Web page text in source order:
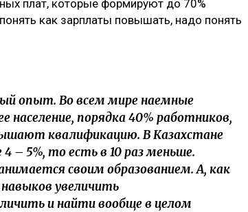
плат, которые формируют до 70%
как зарплаты повышать, надо понять
опыт. Во всем мире наемные
порядка 40% работников,
квалификацию. В Казахстане
– 5%, то есть в 10 раз меньше.
своим образованием. А, как
увеличить
и найти вообще в целом